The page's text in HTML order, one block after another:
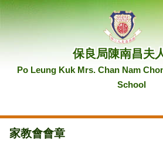
保良局陳南昌夫
Po Leung Kuk Mrs. Chan Nam
School
家教會會章